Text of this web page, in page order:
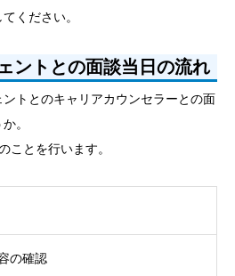
ください。
ントとの面談当日の流れ
トとのキャリアカウンセラーとの面
。
ことを行います。
の確認